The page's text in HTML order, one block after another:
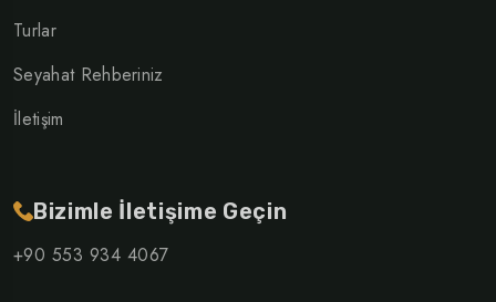
Turlar
Seyahat Rehberiniz
İletişim
Bizimle İletişime Geçin
+90 553 934 4067